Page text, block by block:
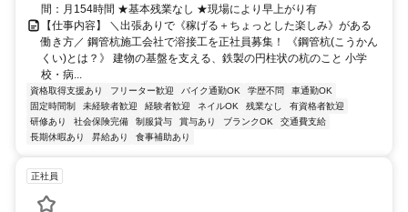
間：月154時間 ★基本残業なし ★現場により早上がり有
【仕事内容】 ＼出張ありで《稼げる＋ちょっとした楽しみ》がある
働き方／ 鋼管杭施工会社で溶接工を正社員募集！ 《鋼管杭(こうかん
くい)とは？》 建物の基盤を支える、鉄製の円柱状の杭のこと 小学
校・病...
資格取得支援あり フリーター歓迎 バイク通勤OK 学歴不問
車通勤OK
固定時間制
未経験者歓迎 経験者歓迎 ネイルOK 残業なし
有資格者歓迎
研修あり
社会保険完備 制服貸与 賞与あり ブランクOK
交通費支給
長期休暇あり
昇給あり 食事補助あり
正社員